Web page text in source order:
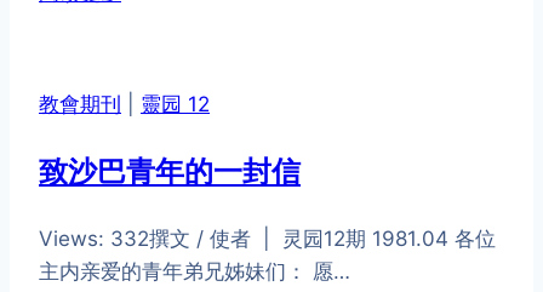
传
工
上
有
教會期刊 靈园 12
致沙巴青年的一封信
Views: 332撰文 / 使者 | 灵园12期 1981.04 ​各位
主内亲爱的青年弟兄姊妹们： ​愿…